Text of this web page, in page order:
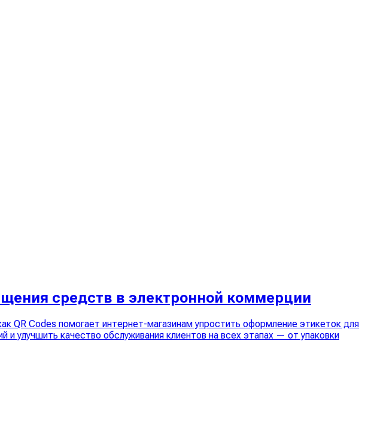
средств в электронной коммерции
Codes помогает интернет-магазинам упростить оформление этикеток для
улучшить качество обслуживания клиентов на всех этапах — от упаковки